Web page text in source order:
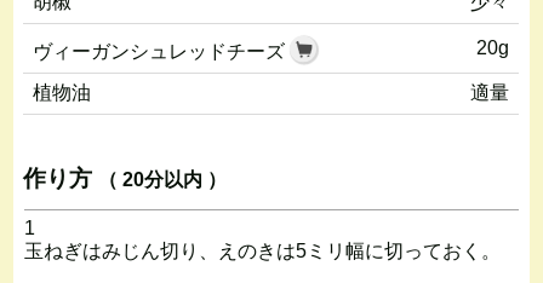
ヴィーガンシュレッドチーズ 20g
植物油 適量
作り方 （ 20分以内 ）
1
玉ねぎはみじん切り、えのきは5ミリ幅に切っておく。